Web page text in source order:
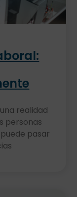
realidad
personas
pasar